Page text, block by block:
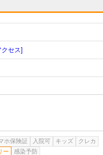
クセス]
ホ保険証 入院可 キッズ
クレカ
ー
感染予防